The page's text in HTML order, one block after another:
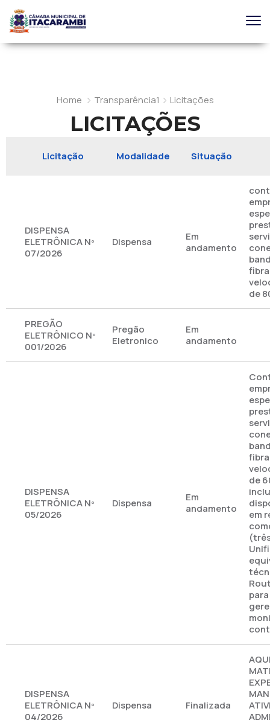
Home Transparência1 Licitações
LICITAÇÕES
Licitação Modalidade Situação
DISPENSA
ELETRÔNICA Nº
07/2026
Dispensa
Em
andamento
de
PREGÃO
ELETRÔNICO Nº
001/2026
Pregão
Eletronico
Em
andamento
DISPENSA
ELETRÔNICA Nº
05/2026
Dispensa
Em
andamento
de
em
para
DISPENSA
ELETRÔNICA Nº
04/2026
Dispensa Finalizada